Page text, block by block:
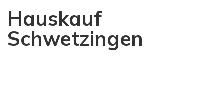
Hauskauf
Schwetzingen